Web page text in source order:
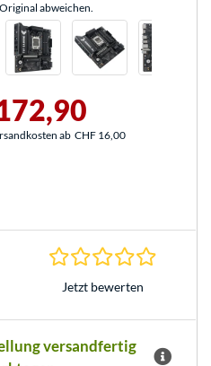
abweichen.
ab CHF 16,00
Jetzt bewerten
versandfertig